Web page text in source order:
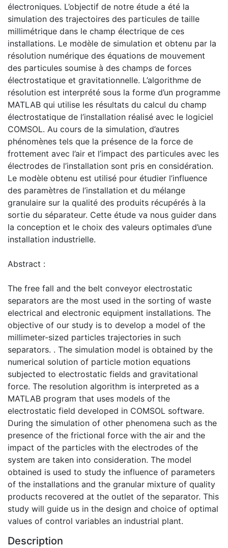
électroniques. L’objectif de notre étude a été la
simulation des trajectoires des particules de taille
millimétrique dans le champ électrique de ces
installations. Le modèle de simulation et obtenu par la
résolution numérique des équations de mouvement
des particules soumise à des champs de forces
électrostatique et gravitationnelle. L’algorithme de
résolution est interprété sous la forme d’un programme
MATLAB qui utilise les résultats du calcul du champ
électrostatique de l’installation réalisé avec le logiciel
COMSOL. Au cours de la simulation, d’autres
phénomènes tels que la présence de la force de
frottement avec l’air et l’impact des particules avec les
électrodes de l’installation sont pris en considération.
Le modèle obtenu est utilisé pour étudier l’influence
des paramètres de l’installation et du mélange
granulaire sur la qualité des produits récupérés à la
sortie du séparateur. Cette étude va nous guider dans
la conception et le choix des valeurs optimales d’une
installation industrielle.
Abstract :
The free fall and the belt conveyor electrostatic
separators are the most used in the sorting of waste
electrical and electronic equipment installations. The
objective of our study is to develop a model of the
millimeter-sized particles trajectories in such
separators. . The simulation model is obtained by the
numerical solution of particle motion equations
subjected to electrostatic fields and gravitational
force. The resolution algorithm is interpreted as a
MATLAB program that uses models of the
electrostatic field developed in COMSOL software.
During the simulation of other phenomena such as the
presence of the frictional force with the air and the
impact of the particles with the electrodes of the
system are taken into consideration. The model
obtained is used to study the influence of parameters
of the installations and the granular mixture of quality
products recovered at the outlet of the separator. This
study will guide us in the design and choice of optimal
values of control variables an industrial plant.
Description